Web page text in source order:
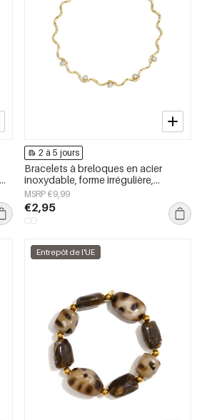
2 à 5 jours
Bracelets à breloques en acier
inoxydable, forme irrégulière,
collection Simple Daily Simple, bijoux
pour femmes
MSRP €9,99
€2,95
Entrepôt de l'UE